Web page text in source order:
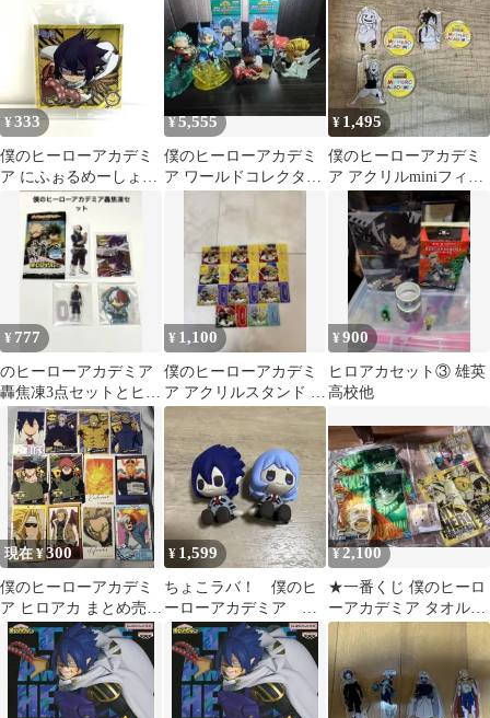
¥333
僕のヒーローアカデミ
ア にふぉるめーしょ
ん 天喰環 ステッカー
MHA1-13
¥5,555
僕のヒーローアカデミ
ア ワールドコレクタブ
¥ 1,495
僕のヒーローアカデミ
ア アクリルminiフィギ
ュア 幼少期 アクスタ
麗日お茶子
¥ 777
のヒーローアカデミア
轟焦凍3点セットとヒー
ローズチップ天喰 環
¥ 1,100
僕のヒーローアカデミ
ア アクリルスタンド 10
点セット
¥900
ヒロアカセット③ 雄英
高校他
現在 ¥300
僕のヒーローアカデミ
ア ヒロアカ まとめ売り
轟焦凍 天喰環 ホークス
¥ 1,599
ちょこラバ！ 僕のヒ
ーローアカデミア 天
喰環 波動ねじれ
¥2,100
★一番くじ 僕のヒーロ
ーアカデミア タオル4
枚セット★